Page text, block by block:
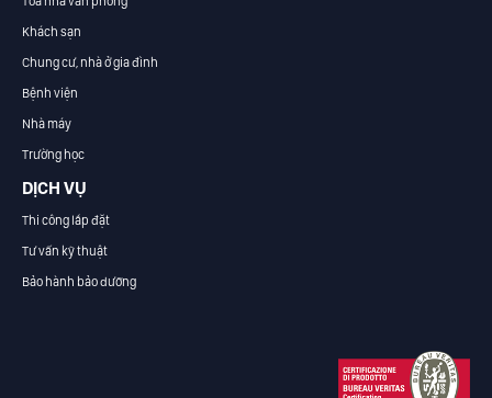
Khách sạn
Chung cư, nhà ở gia đình
Bệnh viện
Nhà máy
Trường học
DỊCH VỤ
Thi công lắp đặt
Tư vấn kỹ thuật
Bảo hành bảo dưỡng